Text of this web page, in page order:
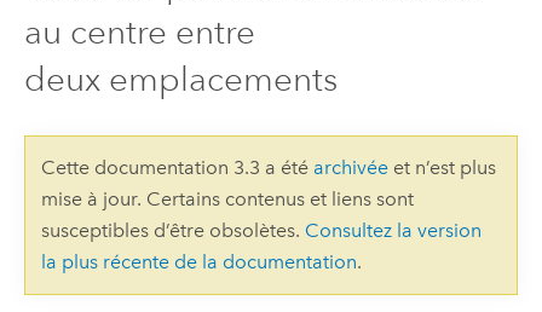
au centre entre
deux emplacements
Cette documentation 3.3 a été archivéeet n’est plus
mise à jour. Certains contenus et liens sont
susceptibles d’être obsolètes. Consultez la version
la plus récente de la documentation.